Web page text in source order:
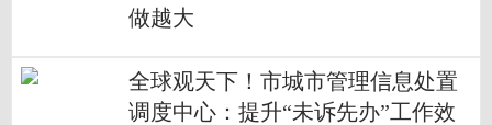
做越大
全球观天下！市城市管理信息处置
调度中心：提升“未诉先办”工作效